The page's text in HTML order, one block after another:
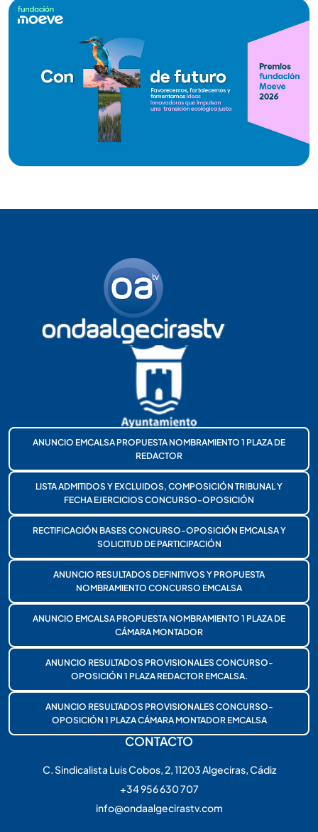
ANUNCIO EMCALSA PROPUESTA NOMBRAMIENTO 1 PLAZA DE
REDACTOR
LISTA ADMITIDOS Y EXCLUIDOS, COMPOSICIÓN TRIBUNAL Y
FECHA EJERCICIOS CONCURSO-OPOSICIÓN
RECTIFICACIÓN BASES CONCURSO-OPOSICIÓN EMCALSA Y
SOLICITUD DE PARTICIPACIÓN
ANUNCIO RESULTADOS DEFINITIVOS Y PROPUESTA
NOMBRAMIENTO CONCURSO EMCALSA
ANUNCIO EMCALSA PROPUESTA NOMBRAMIENTO 1 PLAZA DE
CÁMARA MONTADOR
ANUNCIO RESULTADOS PROVISIONALES CONCURSO-
OPOSICIÓN 1 PLAZA REDACTOR EMCALSA.
ANUNCIO RESULTADOS PROVISIONALES CONCURSO-
OPOSICIÓN 1 PLAZA CÁMARA MONTADOR EMCALSA
CONTACTO
C. Sindicalista Luis Cobos, 2, 11203 Algeciras, Cádiz
+34 956 630 707
info@ondaalgecirastv.com